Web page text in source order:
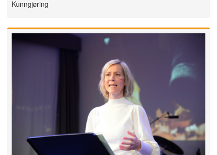
Kunngjøring